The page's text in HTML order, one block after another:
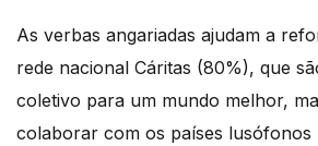
As verbas angariadas ajudam a
rede nacional Cáritas (80%), que
coletivo para um mundo melhor,
colaborar com os países lusófonos